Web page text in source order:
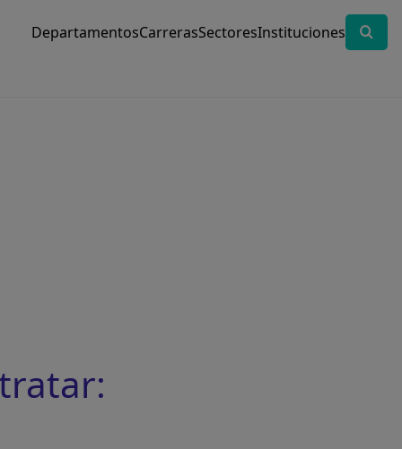
DepartamentosCarrerasSectoresInstituciones